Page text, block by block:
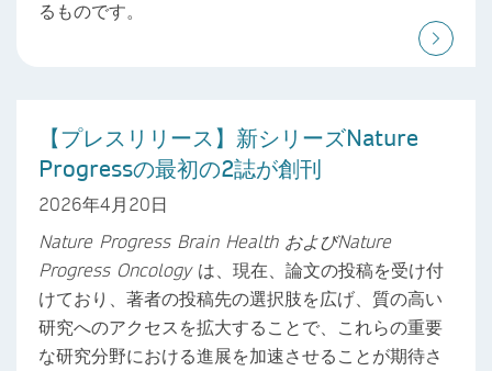
るものです。
【プレスリリース】新シリーズNature
Progressの最初の2誌が創刊
2026年4月20日
Nature Progress Brain Health およびNature
Progress Oncology は、現在、論文の投稿を受け付
けており、著者の投稿先の選択肢を広げ、質の高い
研究へのアクセスを拡大することで、これらの重要
な研究分野における進展を加速させることが期待さ